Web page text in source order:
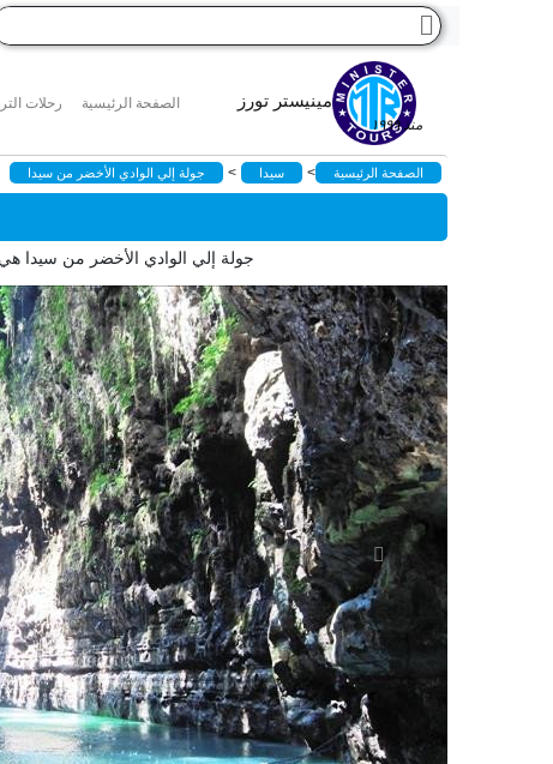
مينيستر تورز
منذ ١٩٩٩
الصفحة الرئيسية رحلات
الصفحة الرئيسية > سيدا > جولة إلي الوادي الأخضر من سيدا
جولة إلي الوادي الأخضر من سيدا